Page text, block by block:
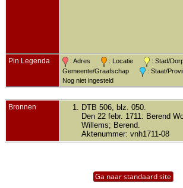
Pin Legenda : Adres : Locatie : Stad/
Gemeente/Graafschap
: Staat/
Nog niet ingesteld
Bronnen
DTB 506, blz. 050.
Den 22 febr. 1711: Berend
Willems; Berend.
Aktenummer: vnh1711-08
Ga naar standaard site